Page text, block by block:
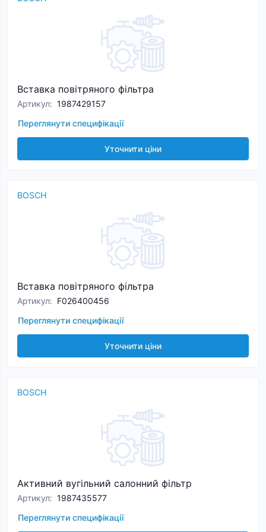
Вставка повітряного фільтра
Артикул: 1987429157
Переглянути специфікації
Уточнити ціни
BOSCH
Вставка повітряного фільтра
Артикул: F026400456
Переглянути специфікації
Уточнити ціни
BOSCH
Активний вугільний салонний фільтр
Артикул: 1987435577
Переглянути специфікації